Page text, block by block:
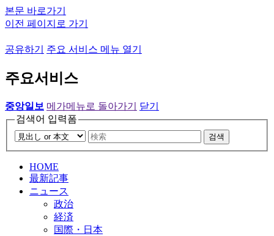
본문 바로가기
이전 페이지로 가기
공유하기 주요 서비스 메뉴 열기
주요서비스
중앙일보 메가메뉴로 돌아가기
닫기
검색어 입력폼
검색
HOME
最新記事
ニュース
政治
経済
国際・日本